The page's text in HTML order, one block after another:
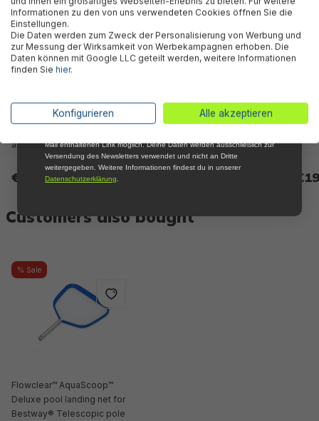
Aqua Champ Essential™
assorted
€14.95*
Dominator™ snorkel set from
Customers also bought
% Sale
Flowclear™ AquaScoop™
Deluxe pool landing net for
Bestway® Telescopic pole
Informationen zu den von uns verwendeten Cookies öffnen Sie die
Einstellungen.
Die Daten werden zum Zweck der Personalisierung von Werbung und
zur Messung der Wirksamkeit von Werbekampagnen erhoben. Die
Daten können mit Google LLC geteilt werden, weitere Informationen
finden Sie hier.
Konfigurieren Alle akzeptieren
Willkommensrabatt auf nicht reduzierte Ware
bei Deiner ersten Bestellung !*
Email
*Mit der Anmeldung zum Newsletter stimmst du zu, regelmäßig per E-
Mail über aktuelle Angebote, Aktionen und Produktneuheiten
Mail enthaltenen Link möglich. Deine Daten werden ausschließlich zur
Versendung des Newsletters verwendet und nicht an Dritte
weitergegeben. Weitere Informationen findest du in unserer
Datenschutzerklärung